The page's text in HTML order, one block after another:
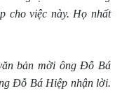
cho việc này. Họ nhất
bản mời ông Đỗ Bá
Đỗ Bá Hiệp nhận lời.